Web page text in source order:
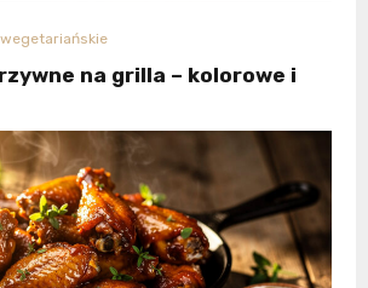
na grilla – kolorowe i